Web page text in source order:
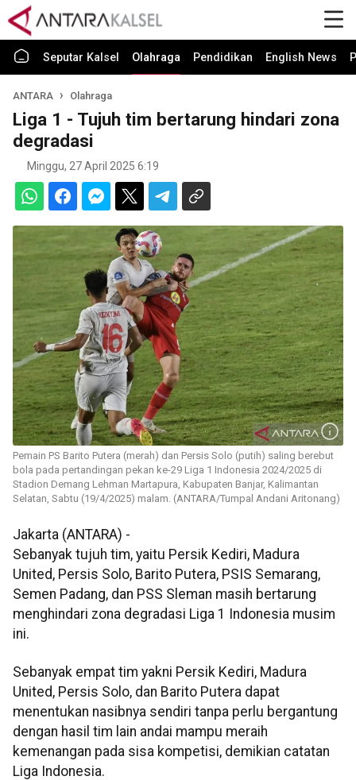
Seputar Kalsel Olahraga Pendidikan English News
ANTARA Olahraga
Liga 1 - Tujuh tim bertarung hindari zona
degradasi
Minggu, 27 April 2025 6:19
Pemain PS Barito Putera (merah) dan Persis Solo (putih) saling berebut
bola pada pertandingan pekan ke-29 Liga 1 Indonesia 2024/2025 di
Stadion Demang Lehman Martapura, Kabupaten Banjar, Kalimantan
Selatan, Sabtu (19/4/2025) malam. (ANTARA/Tumpal Andani Aritonang)
Jakarta (ANTARA) -
Sebanyak tujuh tim, yaitu Persik Kediri, Madura
United, Persis Solo, Barito Putera, PSIS Semarang,
Semen Padang, dan PSS Sleman masih bertarung
menghindari zona degradasi Liga 1 Indonesia musim
ini.
Sebanyak empat tim yakni Persik Kediri, Madura
United, Persis Solo, dan Barito Putera dapat
menentukan nasibnya sendiri tanpa perlu bergantung
dengan hasil tim lain andai mampu meraih
kemenangan pada sisa kompetisi, demikian catatan
Liga Indonesia.